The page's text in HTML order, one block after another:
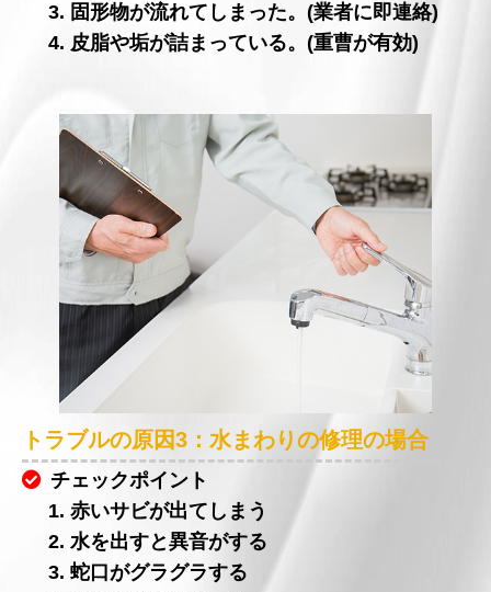
3. 固形物が流れてしまった。(業者に即連絡)
4. 皮脂や垢が詰まっている。(重曹が有効)
トラブルの原因3：水まわりの修理の場合
チェックポイント
1. 赤いサビが出てしまう
2. 水を出すと異音がする
3. 蛇口がグラグラする